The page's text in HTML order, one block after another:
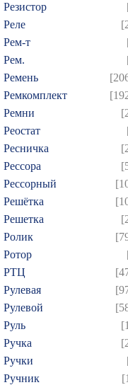
Резистор
Реле
Рем-т
Рем.
Ремень
Ремкомплект
Ремни
Реостат
Ресничка
Рессора
Рессорный
Решётка
Решетка
Ролик
Ротор
РТЦ
Рулевая
Рулевой
Руль
Ручка
Ручки
Ручник